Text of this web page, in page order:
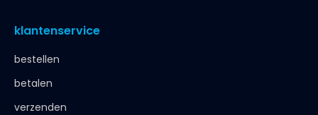
klantenservice
bestellen
betalen
verzenden